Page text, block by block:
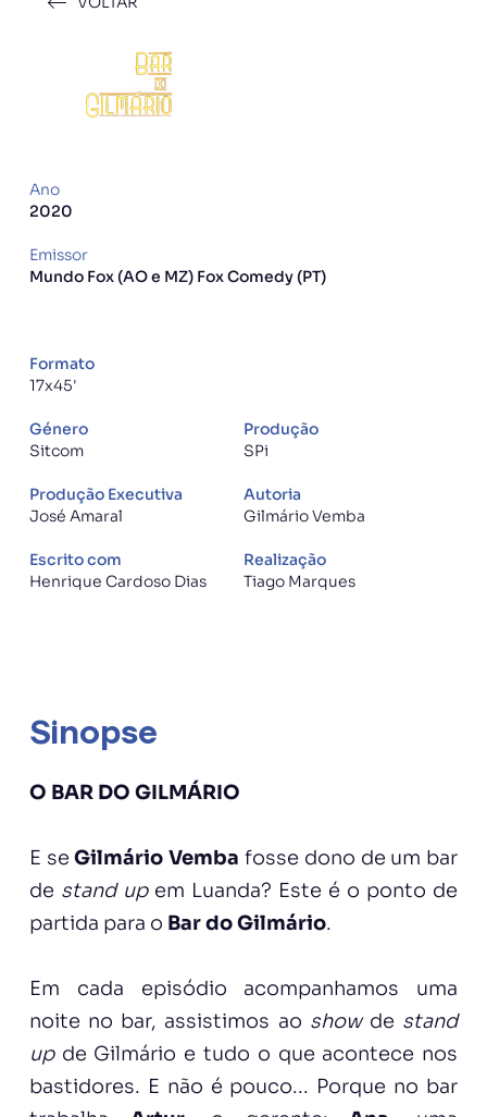
Ano
2020
Emissor
Mundo Fox (AO e MZ) Fox Comedy (PT)
Formato
17x45'
Género
Sitcom
Produção
SPi
Produção Executiva
José Amaral
Autoria
Gilmário Vemba
Escrito com
Henrique Cardoso Dias
Realização
Tiago Marques
Sinopse
O BAR DO GILMÁRIO
E seGilmário Vemba fosse dono de um bar
de stand upem Luanda? Este é o ponto de
partida para o Bar do Gilmário.
Em cada episódio acompanhamos uma
noite no bar, assistimos ao showde stand
upde Gilmário e tudo o que acontece nos
bastidores. E não é pouco... Porque no bar